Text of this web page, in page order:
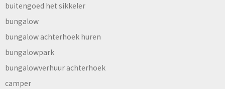
buitengoed het sikkeler
bungalow
bungalow achterhoek huren
bungalowpark
bungalowverhuur achterhoek
camper